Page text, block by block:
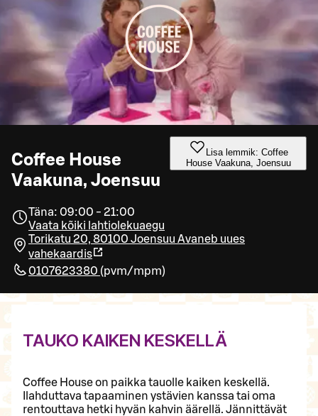
Coffee House
Vaakuna, Joensuu
Lisa lemmik: Coffee
House Vaakuna, Joensuu
Täna: 09:00 - 21:00
Vaata kõiki lahtiolekuaegu
Torikatu 20, 80100 Joensuu Avaneb uues
vahekaardis
0107623380 (pvm/mpm)
TAUKO KAIKEN KESKELLÄ
Coffee House on paikka tauolle kaiken keskellä.
Ilahduttava tapaaminen ystävien kanssa tai oma
rentouttava hetki hyvän kahvin äärellä. Jännittävät